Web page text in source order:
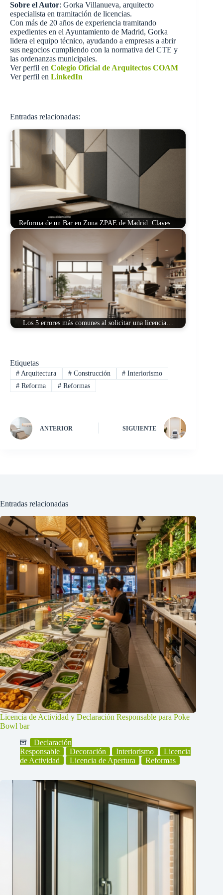
Sobre el Autor: Gorka Villanueva, arquitecto
especialista en tramitación de licencias.
Con más de 20 años de experiencia tramitando
expedientes en el Ayuntamiento de Madrid, Gorka
lidera el equipo técnico, ayudando a empresas a abrir
sus negocios cumpliendo con la normativa del CTE y
las ordenanzas municipales.
Ver perfil en Colegio Oficial de Arquitectos COAM
Ver perfil en LinkedIn
Entradas relacionadas:
Reforma de un Bar en Zona ZPAE de Madrid: Claves…
Los 5 errores más comunes al solicitar una licencia…
Etiquetas
#Arquitectura #Construcción # Interiorismo
#Reforma #Reformas
ANTERIOR SIGUIENTE
Entradas relacionadas
Licencia de Actividad y Declaración Responsable para Poke
Bowl bar
Declaración
Responsable
Decoración Interiorismo
Licencia
de Actividad
Licencia de Apertura Reformas